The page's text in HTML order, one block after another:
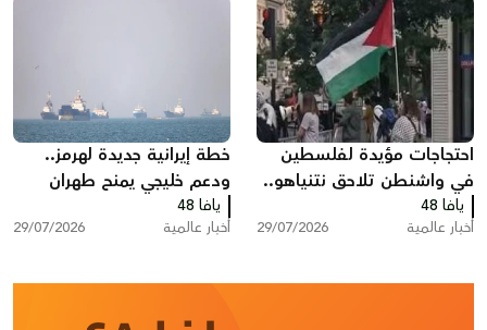
احتجاجات مؤيدة لفلسطين
في واشنطن تلاحق نتنياهو..
هتافات وصفارات إنذار أمام
مقر إقامته
يافا 48
أخبار عالمية 29/07/2026
خطة إيرانية جديدة لهرمز..
ودعم خليجي يمنح طهران
نفوذا غير مسبوق
يافا 48
أخبار عالمية 29/07/2026